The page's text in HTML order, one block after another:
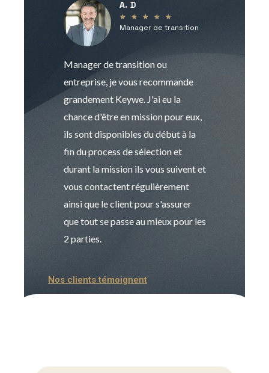
A. D
★ ★ ★ ★ ★
Manager de transition
Manager de transition ou
entreprise, je vous recommande
grandement Keywe. J'ai eu la
chance d'être en mission pour eux,
ils sont disponibles du début à la
fin du process de sélection et
durant la mission ils vous suivent et
vous contactent régulièrement
ainsi que le client pour s'assurer
que tout se passe au mieux pour les
2 parties.
Nos clients témoignent